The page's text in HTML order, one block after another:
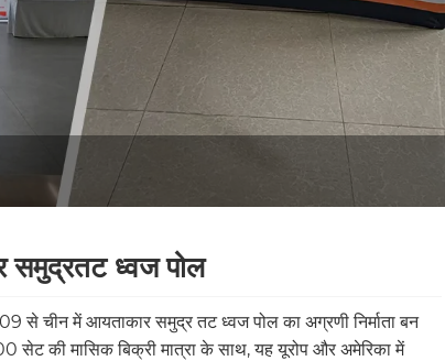
समुद्रतट ध्वज पोल
से चीन में आयताकार समुद्र तट ध्वज पोल का अग्रणी निर्माता बन
सेट की मासिक बिक्री मात्रा के साथ, यह यूरोप और अमेरिका में